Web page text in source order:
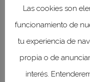
Dicho
Combatir
Las cookies son
funcionamiento de
tu experiencia de
propia o de
interés.